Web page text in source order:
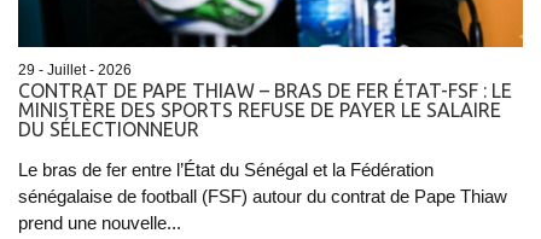
29 - Juillet - 2026
CONTRAT DE PAPE THIAW – BRAS DE FER ÉTAT-FSF : LE
MINISTÈRE DES SPORTS REFUSE DE PAYER LE SALAIRE
DU SÉLECTIONNEUR
Le bras de fer entre l’État du Sénégal et la Fédération
sénégalaise de football (FSF) autour du contrat de Pape Thiaw
prend une nouvelle...